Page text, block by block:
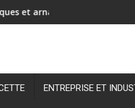
prolonger sa durée de vie
du dropshipping de
ENTREPRISE ET